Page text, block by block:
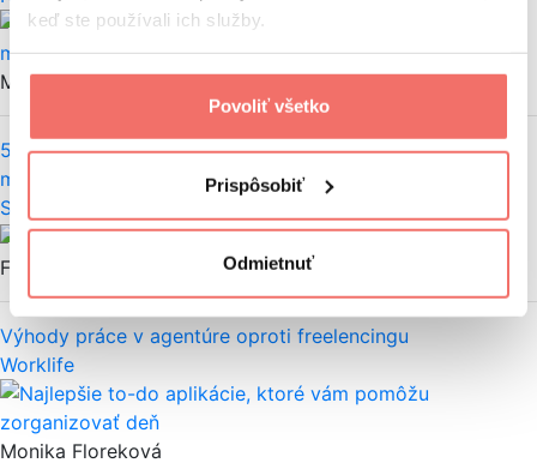
keď ste používali ich služby.
Povoliť všetko
Prispôsobiť
Odmietnuť
Monika Floreková
5 januárových noviniek, ktoré zaujímajú každého social
media managera (2023)
Social
Monika
Floreková
Výhody práce v agentúre oproti freelencingu
Worklife
Monika Floreková